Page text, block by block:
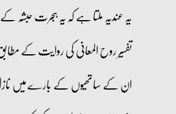
یہ عندیہ ملتا ہے کہ یہ ہجرت حبشہ کے
تفسیر روح المعانی کی روایت کے
ان کے ساتھیوں کے بارے میں